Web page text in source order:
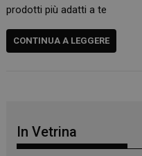
prodotti più adatti a te
CONTINUA A LEGGERE
In Vetrina